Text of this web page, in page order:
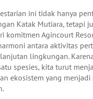
ini tidak hanya
Katak Mutiara, tetapi
komitmen Agincourt
antara aktivitas
lingkungan.
spesies, kita turut
ekosistem yang menjadi